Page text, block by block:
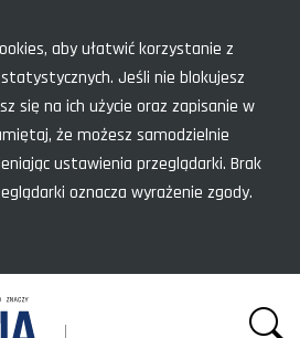
aby ułatwić korzystanie z
Jeśli nie blokujesz
się na ich użycie oraz zapisanie w
że możesz samodzielnie
ustawienia przeglądarki. Brak
oznacza wyrażenie zgody.